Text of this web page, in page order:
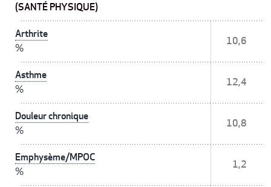
(SANTÉ PHYSIQUE)
Arthrite
%
10,6
Asthme
%
12,4
Douleur chronique
%
10,8
Emphysème/MPOC
%
1,2